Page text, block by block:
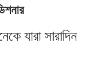
খাবার!
যারা সারাদিন